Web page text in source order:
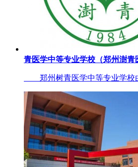
青医学中等专业学校（郑州澍青
郑州树青医学中等专业学校